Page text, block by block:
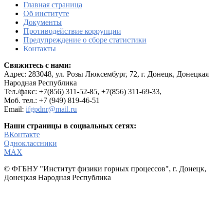
Главная страница
Об институте
Документы
Противодействие коррупции
Предупреждение о сборе статистики
Контакты
Свяжитесь с нами:
Адрес: 283048, ул. Розы Люксембург, 72, г. Донецк, Донецкая
Народная Республика
Тел./факс: +7(856) 311-52-85, +7(856) 311-69-33,
Моб. тел.: +7 (949) 819-46-51
Email: ifgpdnr@mail.ru
Наши страницы в социальных сетях:
ВКонтакте
Одноклассники
МАХ
© ФГБНУ "Институт физики горных процессов", г. Донецк,
Донецкая Народная Республика